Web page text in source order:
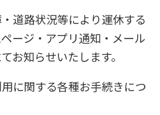
道路状況等により運休する
ージ・アプリ通知・メール
お知らせいたします。
に関する各種お手続きにつ